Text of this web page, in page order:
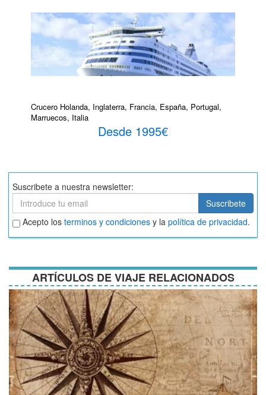
Crucero Holanda, Inglaterra, Francia, España, Portugal,
Marruecos, Italia
Desde 1995€
Suscribete a nuestra newsletter:
Suscribete
Suscribete
Aceptar
términos
y
Acepto los terminos y condiciones y la política de privacidad.
ARTÍCULOS DE VIAJE RELACIONADOS